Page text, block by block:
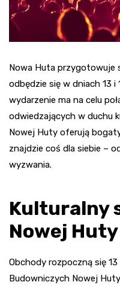
Nowa Huta przygotowuje
odbędzie się w dniach 13 i
wydarzenie ma na celu
odwiedzających w duchu
Nowej Huty oferują
znajdzie coś dla siebie –
wyzwania.
Kulturalny
Nowej Huty
Obchody rozpoczną się
Budowniczych Nowej